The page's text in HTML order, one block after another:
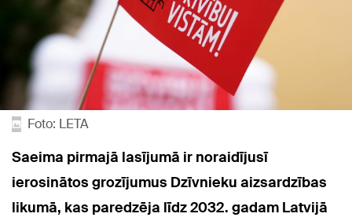
Foto: LETA
Saeima pirmajā lasījumā ir noraidījusī
ierosinātos grozījumus Dzīvnieku aizsardzības
likumā, kas paredzēja līdz 2032. gadam Latvijā